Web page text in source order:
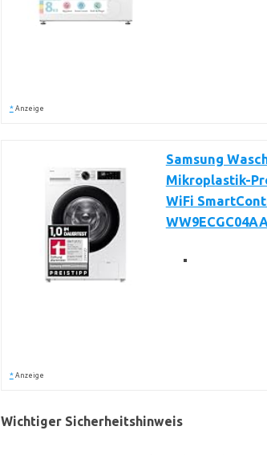
* Anzeige
Samsung
Mikroplastik-
WiFi
* Anzeige
Wichtiger Sicherheitshinweis